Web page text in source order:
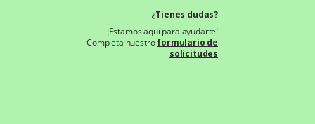
¿Tienes dudas?
¡Estamos aquí para ayudarte!
Completa nuestroformulario de
solicitudes